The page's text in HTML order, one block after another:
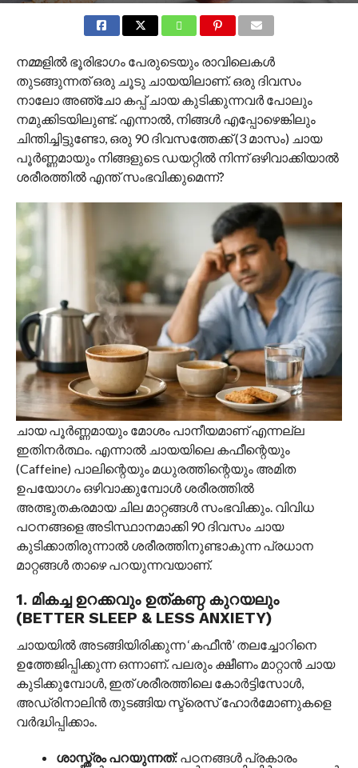
നമ്മളിൽ ഭൂരിഭാഗം പേരുടെയും രാവിലെകൾ
തുടങ്ങുന്നത് ഒരു ചൂടു ചായയിലാണ്. ഒരു ദിവസം
നാലോ അഞ്ചോ കപ്പ് ചായ കുടിക്കുന്നവർ പോലും
നമുക്കിടയിലുണ്ട്. എന്നാൽ, നിങ്ങൾ എപ്പോഴെങ്കിലും
ചിന്തിച്ചിട്ടുണ്ടോ, ഒരു 90 ദിവസത്തേക്ക് (3 മാസം) ചായ
പൂർണ്ണമായും നിങ്ങളുടെ ഡയറ്റിൽ നിന്ന് ഒഴിവാക്കിയാൽ
ശരീരത്തിൽ എന്ത് സംഭവിക്കുമെന്ന്?
ചായ പൂർണ്ണമായും മോശം പാനീയമാണ് എന്നല്ല
ഇതിനർത്ഥം. എന്നാൽ ചായയിലെ കഫീന്റെയും
(Caffeine) പാലിന്റെയും മധുരത്തിന്റെയും അമിത
ഉപയോഗം ഒഴിവാക്കുമ്പോൾ ശരീരത്തിൽ
അത്ഭുതകരമായ ചില മാറ്റങ്ങൾ സംഭവിക്കും. വിവിധ
പഠനങ്ങളെ അടിസ്ഥാനമാക്കി 90 ദിവസം ചായ
കുടിക്കാതിരുന്നാൽ ശരീരത്തിനുണ്ടാകുന്ന പ്രധാന
മാറ്റങ്ങൾ താഴെ പറയുന്നവയാണ്.
1. മികച്ച ഉറക്കവും ഉത്കണ്ഠ കുറയലും
(BETTER SLEEP & LESS ANXIETY)
ചായയിൽ അടങ്ങിയിരിക്കുന്ന ‘കഫീൻ’ തലച്ചോറിനെ
ഉത്തേജിപ്പിക്കുന്ന ഒന്നാണ്. പലരും ക്ഷീണം മാറ്റാൻ ചായ
കുടിക്കുമ്പോൾ, ഇത് ശരീരത്തിലെ കോർട്ടിസോൾ,
അഡ്രിനാലിൻ തുടങ്ങിയ സ്ട്രെസ് ഹോർമോണുകളെ
വർദ്ധിപ്പിക്കാം.
ശാസ്ത്രം പറയുന്നത്:പഠനങ്ങൾ പ്രകാരം